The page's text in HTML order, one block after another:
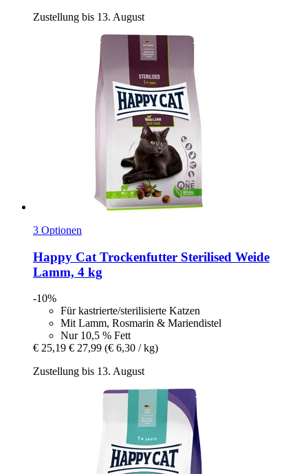
Zustellung bis 13. August
3 Optionen
Happy Cat Trockenfutter Sterilised Weide
Lamm, 4 kg
-10%
Für kastrierte/sterilisierte Katzen
Mit Lamm, Rosmarin & Mariendistel
Nur 10,5 % Fett
€ 25,19 € 27,99 (€ 6,30 / kg)
Zustellung bis 13. August